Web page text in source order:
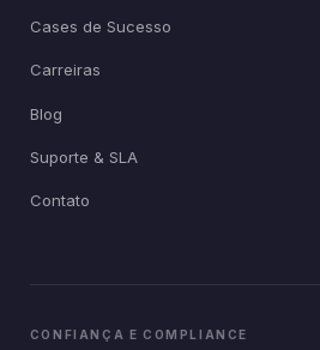
Cases de Sucesso
Carreiras
Blog
Suporte & SLA
Contato
CONFIANÇA E COMPLIANCE